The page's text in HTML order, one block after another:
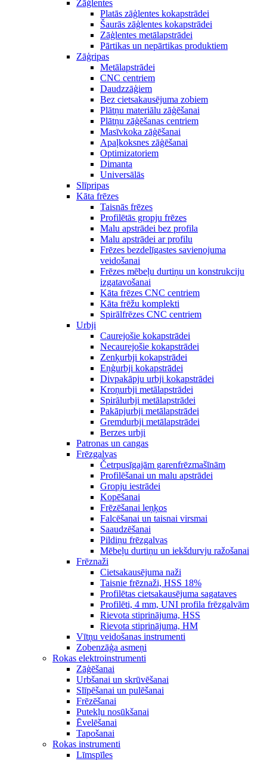
Zāģlentes
Platās zāģlentes kokapstrādei
Šaurās zāģlentes kokapstrādei
Zāģlentes metālapstrādei
Pārtikas un nepārtikas produktiem
Zāģripas
Metālapstrādei
CNC centriem
Daudzzāģiem
Bez cietsakausējuma zobiem
Plātņu materiālu zāģēšanai
Plātņu zāģēšanas centriem
Masīvkoka zāģēšanai
Apaļkoksnes zāģēšanai
Optimizatoriem
Dimanta
Universālās
Slīpripas
Kāta frēzes
Taisnās frēzes
Profilētās gropju frēzes
Malu apstrādei bez profila
Malu apstrādei ar profilu
Frēzes bezdelīgastes savienojuma
veidošanai
Frēzes mēbeļu durtiņu un konstrukciju
izgatavošanai
Kāta frēzes CNC centriem
Kāta frēžu komplekti
Spirālfrēzes CNC centriem
Urbji
Caurejošie kokapstrādei
Necaurejošie kokapstrādei
Zenķurbji kokapstrādei
Eņģurbji kokapstrādei
Divpakāpju urbji kokapstrādei
Kroņurbji metālapstrādei
Spirālurbji metālapstrādei
Pakāpjurbji metālapstrādei
Gremdurbji metālapstrādei
Berzes urbji
Patronas un cangas
Frēzgalvas
Četrpusīgajām garenfrēzmašīnām
Profilēšanai un malu apstrādei
Gropju iestrādei
Kopēšanai
Frēzēšanai leņķos
Falcēšanai un taisnai virsmai
Saaudzēšanai
Pildiņu frēzgalvas
Mēbeļu durtiņu un iekšdurvju ražošanai
Frēznaži
Cietsakausējuma naži
Taisnie frēznaži, HSS 18%
Profilētas cietsakausējuma sagataves
Profilēti, 4 mm, UNI profila frēzgalvām
Rievota stiprinājuma, HSS
Rievota stiprinājuma, HM
Vītņu veidošanas instrumenti
Zobenzāģa asmeņi
Rokas elektroinstrumenti
Zāģēšanai
Urbšanai un skrūvēšanai
Slīpēšanai un pulēšanai
Frēzēšanai
Putekļu nosūkšanai
Ēvelēšanai
Tapošanai
Rokas instrumenti
Līmspīles